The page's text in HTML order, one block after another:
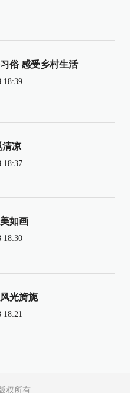
俗 感受乡村生活
18:39
清凉
18:37
如画
18:30
光旖旎
18:21
权所有